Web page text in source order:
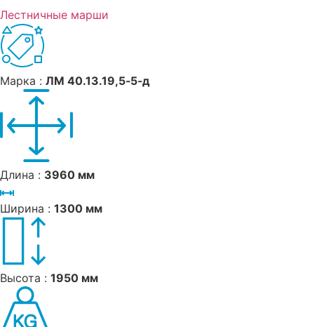
Лестничные марши
Марка : ЛМ 40.13.19,5‑5‑д
Длина : 3960 мм
Ширина : 1300 мм
Высота : 1950 мм